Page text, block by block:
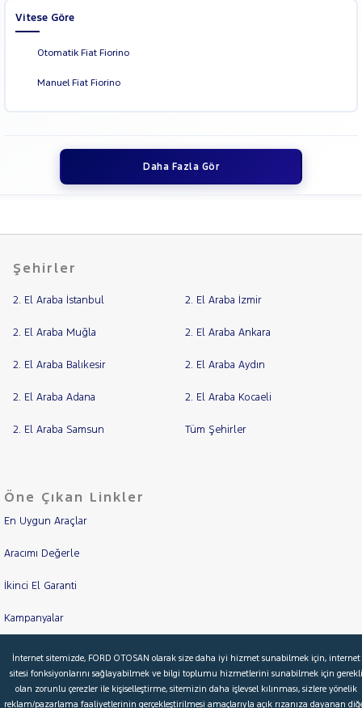
Vitese Göre
Otomatik Fiat Fiorino
Manuel Fiat Fiorino
Daha Fazla Gör
Şehirler
2. El Araba İstanbul 2. El Araba İzmir
2. El Araba Muğla 2. El Araba Ankara
2. El Araba Balıkesir 2. El Araba Aydın
2. El Araba Adana 2. El Araba Kocaeli
2. El Araba Samsun Tüm Şehirler
Öne Çıkan Linkler
En Uygun Araçlar
Aracımı Değerle
İkinci El Garanti
Kampanyalar
Kredi Hesaplama & Başvuru
İnternet sitemizde, FORD OTOSAN olarak size daha iyi hizmet sunabilmek için, internet
sitesi fonksiyonlarını sağlayabilmek ve bilgi toplumu hizmetlerini sunabilmek için gerekli
olan zorunlu çerezler ile kişiselleştirme, sitemizin daha işlevsel kılınması, sizlere yönelik
reklam/pazarlama faaliyetlerinin gerçekleştirilmesi amaçlarıyla açık rızanıza dayanan